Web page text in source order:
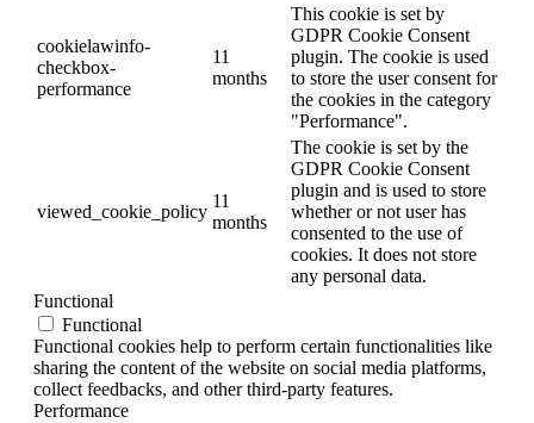
cookielawinfo-
checkbox-
performance
11
months
This cookie is set by
GDPR Cookie Consent
plugin. The cookie is used
to store the user consent for
the cookies in the category
"Performance".
viewed_cookie_policy
11
months
The cookie is set by the
GDPR Cookie Consent
plugin and is used to store
whether or not user has
consented to the use of
cookies. It does not store
any personal data.
Functional
Functional
Functional cookies help to perform certain functionalities like
sharing the content of the website on social media platforms,
collect feedbacks, and other third-party features.
Performance